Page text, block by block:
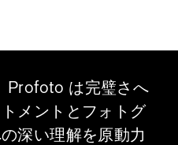
Profoto は完璧さへ
メントとフォトグ
深い理解を原動力